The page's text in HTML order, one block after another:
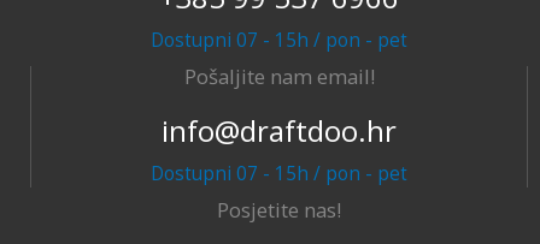
Dostupni 07 - 15h / pon - pet
Pošaljite nam email!
info@draftdoo.hr
Dostupni 07 - 15h / pon - pet
Posjetite nas!